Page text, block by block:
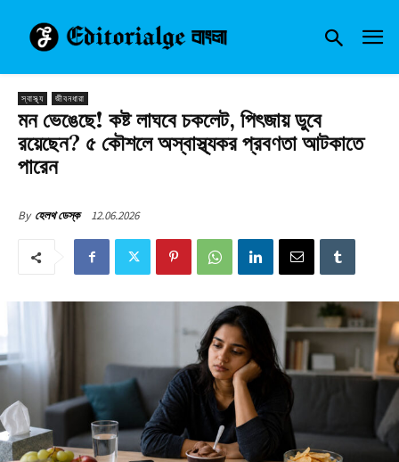
স্বাস্থ্য জীবনধারা
মন ভেঙেছে! কষ্ট লাঘবে চকলেট, পিৎজায় ডুবে
রয়েছেন? ৫ কৌশলে অস্বাস্থ্যকর প্রবণতা আটকাতে
পারেন
By হেলথ ডেস্ক 12.06.2026